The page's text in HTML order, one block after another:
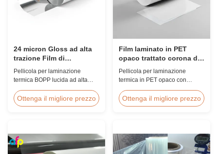
24 micron Gloss ad alta
trazione Film di
laminazione BOPP 80-
120C Post-Press
Pellicola per laminazione
termica BOPP lucida ad alta
resistenza alla trazione ≥150
MPa, intervallo di temperature
stampa in ambienti di stampa
commerciale.
Ottenga il migliore prezzo
Film laminato in PET
opaco trattato corona da
18 micron per carte
d'identità
Pellicola per laminazione
termica in PET opaco con
lati da 18 micron con elevata
resistenza alla trazione ≥150
con incollaggio e durata
superiori.
Ottenga il migliore prezzo